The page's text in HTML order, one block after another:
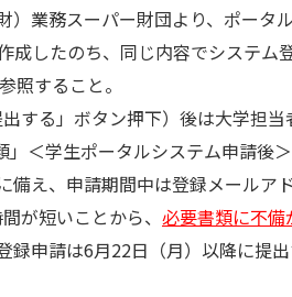
）業務スーパー財団より、ポータ
したのち、同じ内容でシステム
すること。
する」ボタン押下）後は大学担当
＜学生ポータルシステム申請後
え、申請期間中は登録メールア
が短いことから、 必要書類に不備
申請は6月22日（月）以降に提出